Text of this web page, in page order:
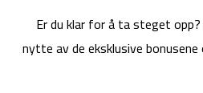
Er du klar for å ta steget
nytte av de eksklusive